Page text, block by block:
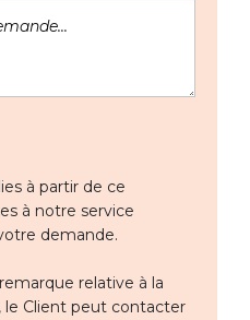
à partir de ce
à notre service
demande.
relative à la
le Client peut contacter